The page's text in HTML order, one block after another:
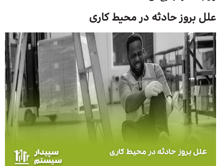
علل بروز حادثه در محیط کاری